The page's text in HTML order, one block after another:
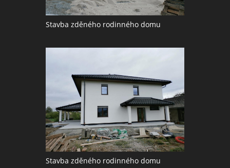
Stavba zděného rodinného domu
Stavba zděného rodinného domu